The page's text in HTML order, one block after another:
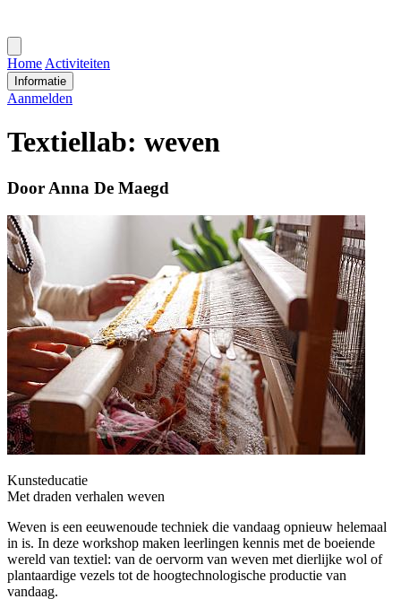
menu
Home Activiteiten
Informatie
Aanmelden
Textiellab: weven
Door Anna De Maegd
Kunsteducatie
Met draden verhalen weven
Weven is een eeuwenoude techniek die vandaag opnieuw helemaal
in is. In deze workshop maken leerlingen kennis met de boeiende
wereld van textiel: van de oervorm van weven met dierlijke wol of
plantaardige vezels tot de hoogtechnologische productie van
vandaag.